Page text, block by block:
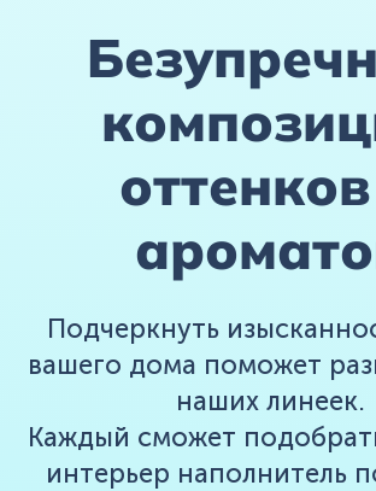
Подчеркнуть
вашего дома поможет
наших линеек.
Каждый сможет
интерьер наполнитель